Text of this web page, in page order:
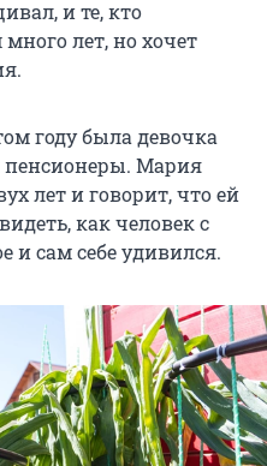
и те, кто
лет, но хочет
году была девочка
пенсионеры. Мария
лет и говорит, что ей
как человек с
и сам себе удивился.